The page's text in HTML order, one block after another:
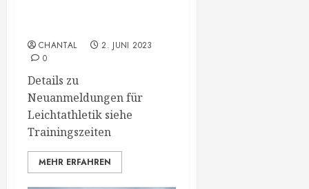
CHANTAL
2. JUNI 2023
0
Details zu
Neuanmeldungen für
Leichtathletik siehe
Trainingszeiten
MEHR ERFAHREN